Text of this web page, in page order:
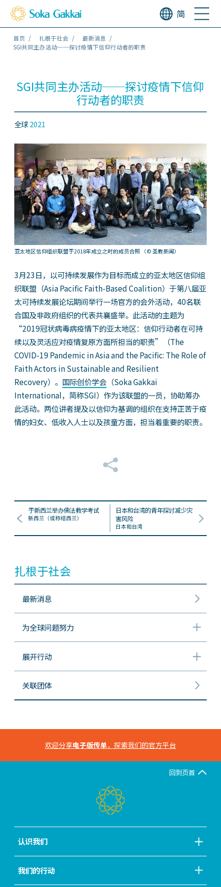
简
首页 扎根于社会
最新消息
SGI共同主办活动──探讨疫情下信仰行动者的职责
SGI共同主办活动──探讨疫情下信仰
行动者的职责
全球2021
亚太地区信仰组织联盟于2018年成立之时的成员合照 （© 圣教新闻）
3月23日，以可持续发展作为目标而成立的亚太地区信仰组
织联盟（Asia Pacific Faith-Based Coalition）于第八届亚
太可持续发展论坛期间举行一场官方的会外活动，40名联
合国及非政府组织的代表共襄盛举。此活动的主题为
“2019冠状病毒病疫情下的亚太地区：信仰行动者在可持
续以及灵活应对疫情复原方面所担当的职责”（The
COVID-19 Pandemic in Asia and the Pacific: The Role of
Faith Actors in Sustainable and Resilient
Recovery）。 国际创价学会（Soka Gakkai
International，简称SGI）作为该联盟的一员，协助筹办
此活动。两位讲者提及以信仰为基调的组织在支持正苦于疫
情的妇女、低收入人士以及孩童方面，担当着重要的职责。
于新西兰举办佛法教学考试
新西兰（或称纽西兰）
日本和台湾的青年探讨减少灾
害风险
日本和台湾
扎根于社会
最新消息
为全球问题努力
展开行动
关联团体
欢迎分享电子版传单，探索我们的官方平台
回到页首
认识我们
我们的行动